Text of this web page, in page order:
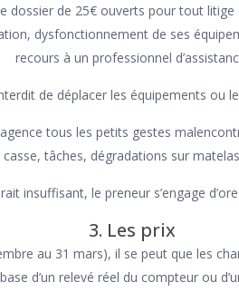
dossier de 25€ ouverts pour tout litige
dysfonctionnement de ses
recours à un professionnel
de déplacer les équipements ou
tous les petits gestes
tâches, dégradations sur
insuffisant, le preneur s’engage
3. Les prix
au 31 mars), il se peut que les
d’un relevé réel du compteur ou